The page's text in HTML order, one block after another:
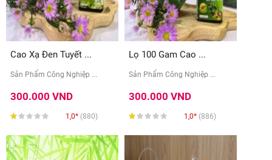
Cao Xạ Đen Tuyết ...
Sản Phẩm Công Nghiệp ...
300.000 VND
1,0* (880)
Lọ 100 Gam Cao ...
Sản Phẩm Công Nghiệp ...
300.000 VND
1,0* (886)